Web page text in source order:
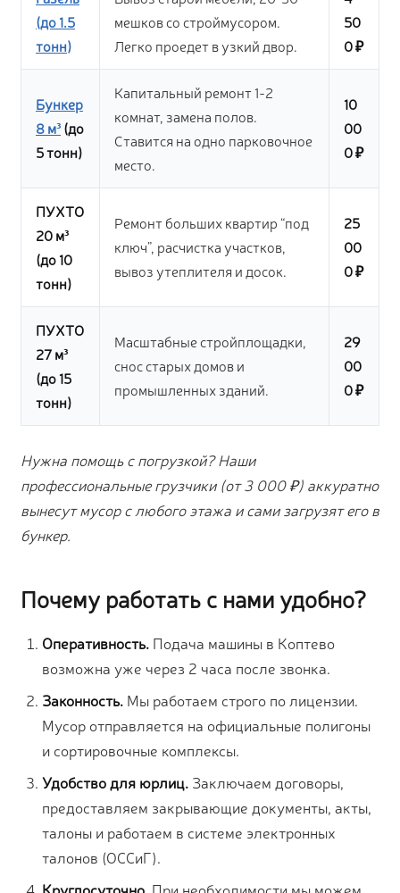
(до 1.5
тонн)
мешков со строймусором.
Легко проедет в узкий двор.
50
0 ₽
Бункер
8 м³(до
5 тонн)
Капитальный ремонт 1-2
комнат, замена полов.
Ставится на одно парковочное
место.
10
00
0 ₽
ПУХТО
20 м³
(до 10
тонн)
Ремонт больших квартир “под
ключ”, расчистка участков,
вывоз утеплителя и досок.
25
00
0 ₽
ПУХТО
27 м³
(до 15
тонн)
Масштабные стройплощадки,
снос старых домов и
промышленных зданий.
29
00
0 ₽
Нужна помощь с погрузкой? Наши
профессиональные грузчики (от 3 000 ₽) аккуратно
вынесут мусор с любого этажа и сами загрузят его в
бункер.
Почему работать с нами удобно?
Оперативность. Подача машины в Коптево
возможна уже через 2 часа после звонка.
Законность. Мы работаем строго по лицензии.
Мусор отправляется на официальные полигоны
и сортировочные комплексы.
Удобство для юрлиц. Заключаем договоры,
предоставляем закрывающие документы, акты,
талоны и работаем в системе электронных
талонов (ОССиГ).